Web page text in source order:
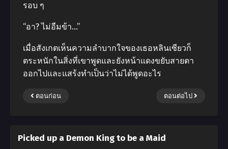
รอบ ๆ
“อา? ไม่อืมข้า…”
เมื่อสังเกตเห็นความลำบากใจของเธอหลินเซียวก็
ตระหนักในสิ่งที่เขาพูดและยังหน้าแดงขยับสายตา
ออกไปและแสร้งทำเป็นว่าไม่ได้พูดอะไร
ตอนก่อน ตอนต่อไป
Picked up a Demon King to be a Maid